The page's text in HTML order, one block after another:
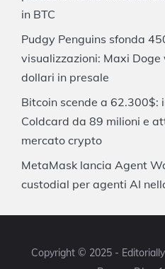
in BTC
Pudgy Penguins sfonda
visualizzazioni: Maxi
dollari in presale
Bitcoin scende a 62.300$:
Coldcard da 89 milioni e
mercato crypto
MetaMask lancia Agent
custodial per agenti AI
Copyright © 2025 -